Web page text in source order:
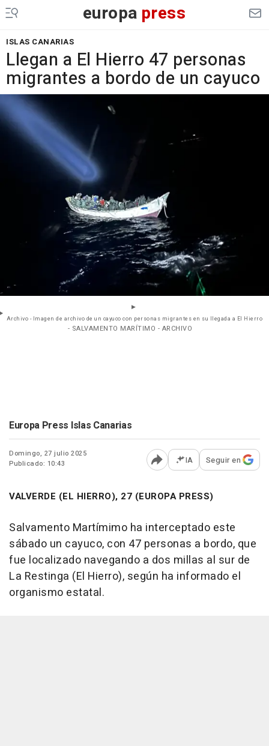
europa press
ISLAS CANARIAS
Llegan a El Hierro 47 personas
migrantes a bordo de un cayuco
Archivo - Imagen de archivo de un cayuco con personas migrantes en su llegada a El Hierro
- SALVAMENTO MARÍTIMO - ARCHIVO
Europa Press Islas Canarias
Domingo, 27 julio 2025
Publicado: 10:43
Abrir opciones para
IA Seguir en
VALVERDE (EL HIERRO), 27 (EUROPA PRESS)
Salvamento Martímimo ha interceptado este
sábado un cayuco, con 47 personas a bordo, que
fue localizado navegando a dos millas al sur de
La Restinga (El Hierro), según ha informado el
organismo estatal.